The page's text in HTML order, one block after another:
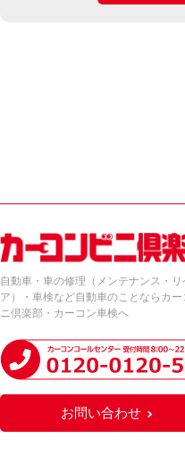
自動車・車の修理（メンテナンス・リ
ア）・車検など自動車のことならカ
ニ倶楽部・カーコン車検へ
お問い合わせ